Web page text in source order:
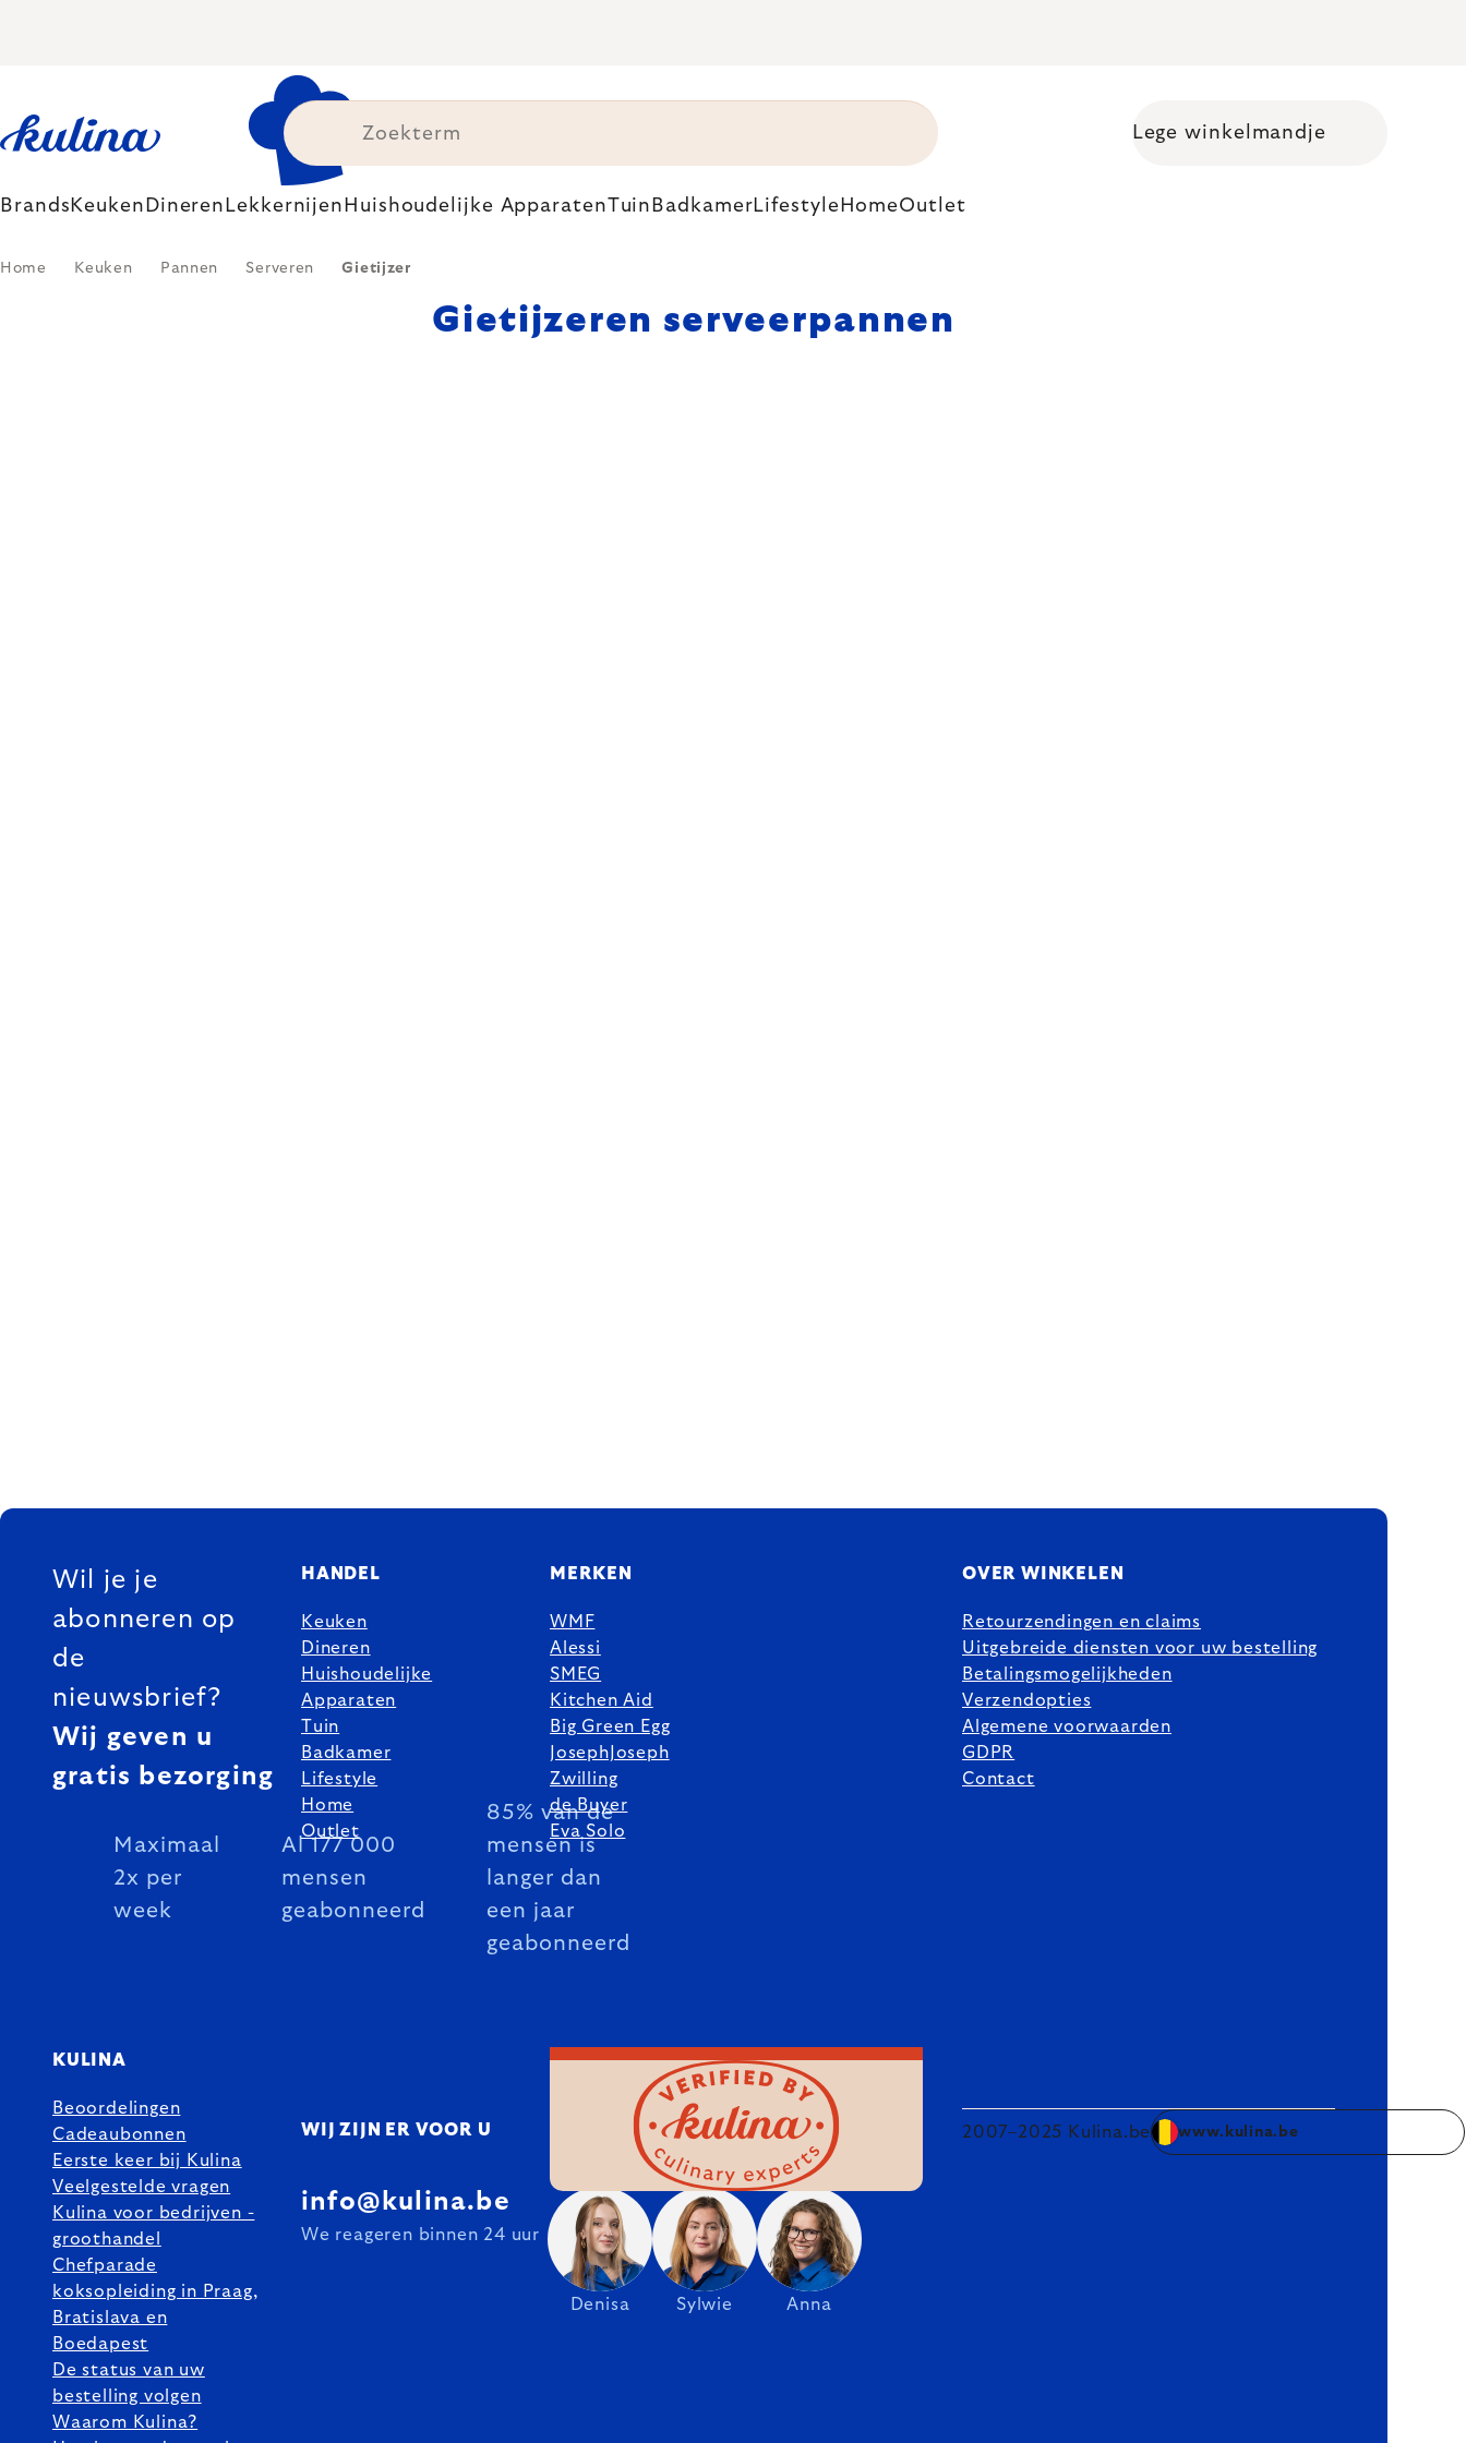
Shopping cart
Lege winkelmandje
Brands Keuken Dineren Lekkernijen Huishoudelijke ApparatenTuin BadkamerLifestyle HomeOutlet
Home Keuken Pannen Serveren Gietijzer
Gietijzeren serveerpannen
FOOTER
Wil je je
abonneren op
de
nieuwsbrief?
Wij geven u
gratis bezorging
Maximaal
2x per
week
Al 177 000
mensen
geabonneerd
85% van de
mensen is
langer dan
een jaar
geabonneerd
HANDEL
Keuken
Dineren
Huishoudelijke
Apparaten
Tuin
Badkamer
Lifestyle
Home
Outlet
MERKEN
WMF
Alessi
SMEG
Kitchen Aid
Big Green Egg
JosephJoseph
Zwilling
de Buyer
Eva Solo
OVER WINKELEN
Retourzendingen en claims
Uitgebreide diensten voor uw bestelling
Betalingsmogelijkheden
Verzendopties
Algemene voorwaarden
GDPR
Contact
KULINA
Beoordelingen
Cadeaubonnen
Eerste keer bij Kulina
Veelgestelde vragen
Kulina voor bedrijven -
groothandel
Chefparade
koksopleiding in Praag,
Bratislava en
Boedapest
De status van uw
bestelling volgen
Waarom Kulina?
WIJ ZIJN ER VOOR U
Denisa Sylwie Anna
info@kulina.be
We reageren binnen 24 uur
2007–2025 Kulina.be www.kulina.be